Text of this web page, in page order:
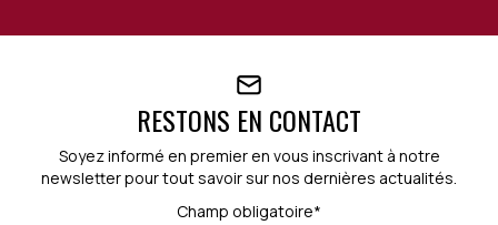
RESTONS EN CONTACT
Soyez informé en premier en vous inscrivant à notre
newsletter pour tout savoir sur nos dernières actualités.
Champ obligatoire*